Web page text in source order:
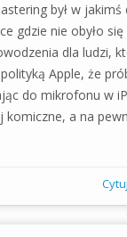
był w jakimś
gdzie nie obyło się
dla ludzi,
Apple, że
do mikrofonu w
komiczne, a na